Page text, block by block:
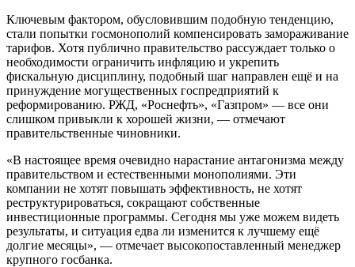
Ключевым фактором, обусловившим подобную тенденцию,
стали попытки госмонополий компенсировать замораживание
тарифов. Хотя публично правительство рассуждает только о
необходимости ограничить инфляцию и укрепить
фискальную дисциплину, подобный шаг направлен ещё и на
принуждение могущественных госпредприятий к
реформированию. РЖД, «Роснефть», «Газпром» — все они
слишком привыкли к хорошей жизни, — отмечают
правительственные чиновники.
«В настоящее время очевидно нарастание антагонизма между
правительством и естественными монополиями. Эти
компании не хотят повышать эффективность, не хотят
реструктурироваться, сокращают собственные
инвестиционные программы. Сегодня мы уже можем видеть
результаты, и ситуация едва ли изменится к лучшему ещё
долгие месяцы», — отмечает высокопоставленный менеджер
крупного госбанка.